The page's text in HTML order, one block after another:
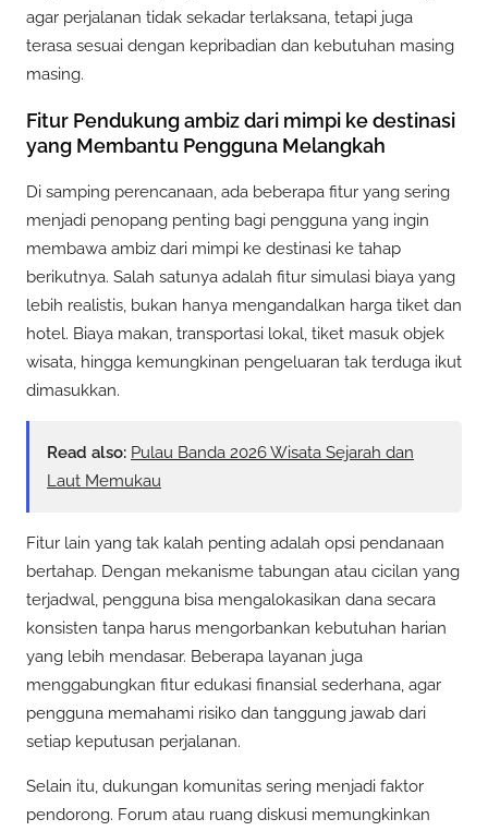
agar perjalanan tidak sekadar terlaksana, tetapi juga
terasa sesuai dengan kepribadian dan kebutuhan masing
masing.
Fitur Pendukung ambiz dari mimpi ke destinasi
yang Membantu Pengguna Melangkah
Di samping perencanaan, ada beberapa fitur yang sering
menjadi penopang penting bagi pengguna yang ingin
membawa ambiz dari mimpi ke destinasi ke tahap
berikutnya. Salah satunya adalah fitur simulasi biaya yang
lebih realistis, bukan hanya mengandalkan harga tiket dan
hotel. Biaya makan, transportasi lokal, tiket masuk objek
wisata, hingga kemungkinan pengeluaran tak terduga ikut
dimasukkan.
Read also: Pulau Banda 2026 Wisata Sejarah dan
Laut Memukau
Fitur lain yang tak kalah penting adalah opsi pendanaan
bertahap. Dengan mekanisme tabungan atau cicilan yang
terjadwal, pengguna bisa mengalokasikan dana secara
konsisten tanpa harus mengorbankan kebutuhan harian
yang lebih mendasar. Beberapa layanan juga
menggabungkan fitur edukasi finansial sederhana, agar
pengguna memahami risiko dan tanggung jawab dari
setiap keputusan perjalanan.
Selain itu, dukungan komunitas sering menjadi faktor
pendorong. Forum atau ruang diskusi memungkinkan